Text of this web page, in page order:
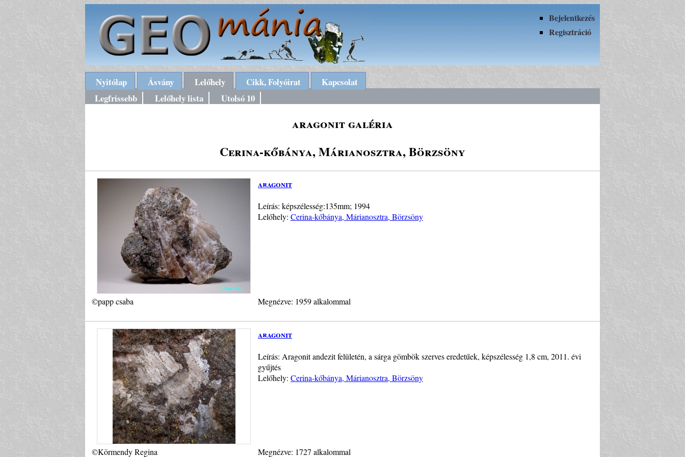
Bejelentkezés
Regisztráció
Nyitólap Ásvány Lelőhely Cikk, Folyóirat
Kapcsolat
Legfrissebb
Lelőhely lista Utolsó 10
aragonit galéria
Cerina-kőbánya, Márianosztra, Börzsöny
aragonit
Leírás: képszélesség:135mm; 1994
Lelőhely: Cerina-kőbánya, Márianosztra, Börzsöny
©papp csaba Megnézve: 1959 alkalommal
aragonit
Leírás: Aragonit andezit felületén, a sárga gömbök szerves eredetűek, képszélesség 1,8 cm, 2011. évi
gyűjtés
Lelőhely: Cerina-kőbánya, Márianosztra, Börzsöny
©Körmendy Regina Megnézve: 1727 alkalommal